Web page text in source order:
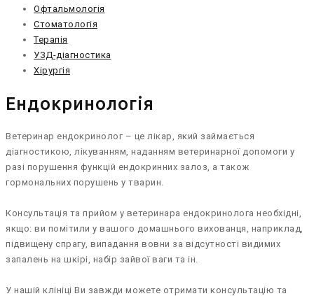
Офтальмологія
Стоматологія
Терапія
УЗД-діагностика
Хірургія
Ендокринологія
Ветеринар ендокринолог – це лікар, який займається
діагностикою, лікуванням, наданням ветеринарної допомоги у
разі порушення функцій ендокринних залоз, а також
гормональних порушень у тварин.
Консультація та прийом у ветеринара ендокринолога необхідні,
якщо: ви помітили у вашого домашнього вихованця, наприклад,
підвищену спрагу, випадання вовни за відсутності видимих
запалень на шкірі, набір зайвої ваги та ін.
У нашій клініці Ви завжди можете отримати консультацію та